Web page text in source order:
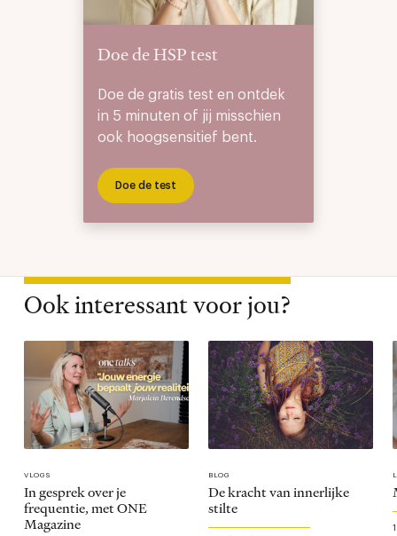
Doe de HSP test
Doe de gratis test en ontdek
in 5 minuten of jij misschien
ook hoogsensitief bent.
Doe de test
Ook interessant voor jou?
VLOGS
In gesprek over je
frequentie, met ONE
Magazine
BLOG
De kracht van innerlijke
stilte